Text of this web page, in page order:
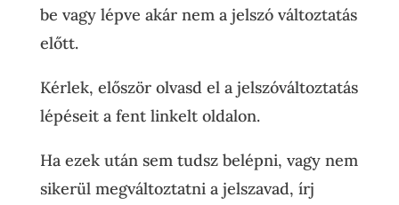
be vagy lépve akár nem a jelszó változtatás
előtt.
Kérlek, először olvasd el a jelszóváltoztatás
lépéseit a fent linkelt oldalon.
Ha ezek után sem tudsz belépni, vagy nem
sikerül megváltoztatni a jelszavad, írj